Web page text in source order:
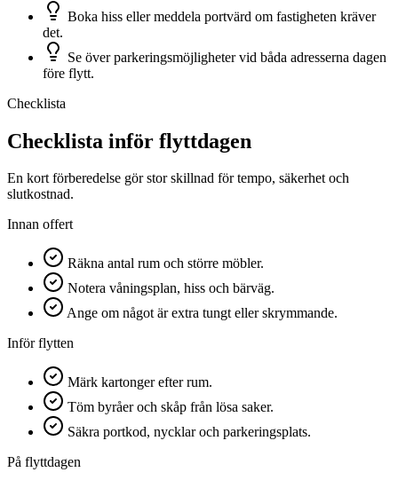
Boka hiss eller meddela portvärd om fastigheten kräver
det.
Se över parkeringsmöjligheter vid båda adresserna dagen
före flytt.
Checklista
Checklista inför flyttdagen
En kort förberedelse gör stor skillnad för tempo, säkerhet och
slutkostnad.
Innan offert
Räkna antal rum och större möbler.
Notera våningsplan, hiss och bärväg.
Ange om något är extra tungt eller skrymmande.
Inför flytten
Märk kartonger efter rum.
Töm byråer och skåp från lösa saker.
Säkra portkod, nycklar och parkeringsplats.
På flyttdagen